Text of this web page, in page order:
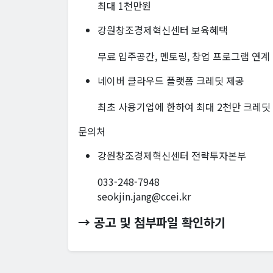
최대 1천만원
강원창조경제혁신센터 보육혜택
무료 입주공간, 멘토링, 창업 프로그램 연계
네이버 클라우드 플랫폼 크레딧 제공
최초 사용기업에 한하여 최대 2천만 크레딧
문의처
강원창조경제혁신센터 전략투자본부
033-248-7948
seokjin.jang@ccei.kr
→ 공고 및 첨부파일 확인하기